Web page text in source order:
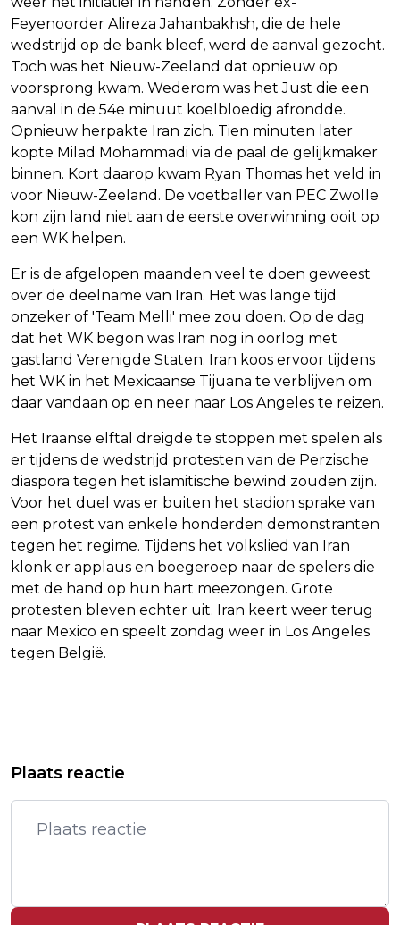
Feyenoorder Alireza Jahanbakhsh, die de hele
wedstrijd op de bank bleef, werd de aanval gezocht.
Toch was het Nieuw-Zeeland dat opnieuw op
voorsprong kwam. Wederom was het Just die een
aanval in de 54e minuut koelbloedig afrondde.
Opnieuw herpakte Iran zich. Tien minuten later
kopte Milad Mohammadi via de paal de gelijkmaker
binnen. Kort daarop kwam Ryan Thomas het veld in
voor Nieuw-Zeeland. De voetballer van PEC Zwolle
kon zijn land niet aan de eerste overwinning ooit op
een WK helpen.
Er is de afgelopen maanden veel te doen geweest
over de deelname van Iran. Het was lange tijd
onzeker of 'Team Melli' mee zou doen. Op de dag
dat het WK begon was Iran nog in oorlog met
gastland Verenigde Staten. Iran koos ervoor tijdens
het WK in het Mexicaanse Tijuana te verblijven om
daar vandaan op en neer naar Los Angeles te reizen.
Het Iraanse elftal dreigde te stoppen met spelen als
er tijdens de wedstrijd protesten van de Perzische
diaspora tegen het islamitische bewind zouden zijn.
Voor het duel was er buiten het stadion sprake van
een protest van enkele honderden demonstranten
tegen het regime. Tijdens het volkslied van Iran
klonk er applaus en boegeroep naar de spelers die
met de hand op hun hart meezongen. Grote
protesten bleven echter uit. Iran keert weer terug
naar Mexico en speelt zondag weer in Los Angeles
tegen België.
OMGEKOMEN OP CIRCUIT IN BELGIË
ACHT DODEN BIJ CRASH
BOMMENWERPER VS, ONDER WIE
PERSONEEL BOEING
Plaats reactie